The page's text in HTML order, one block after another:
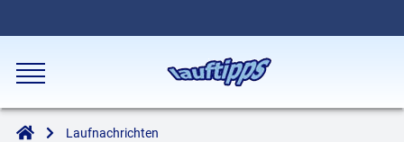
Laufnachrichten